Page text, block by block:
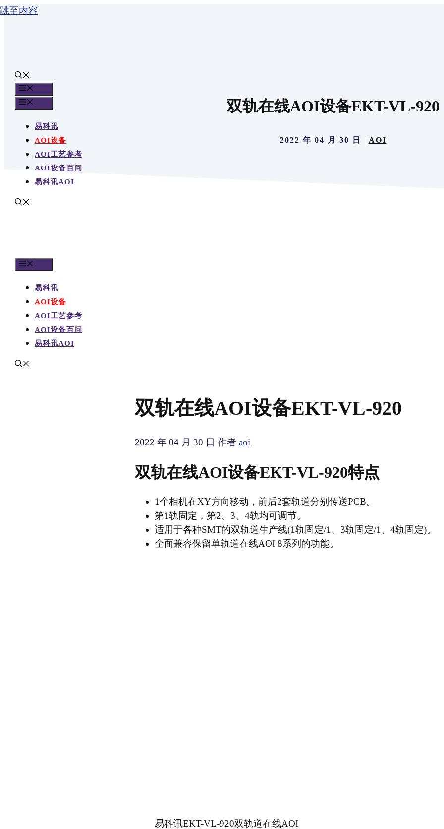
跳至内容
易科讯
AOI设备
AOI工艺参考
AOI设备百问
易科讯AOI
易科讯
AOI设备
AOI工艺参考
AOI设备百问
易科讯AOI
双轨在线AOI设备EKT-VL-920
2022 年 04 月 30 日 AOI
双轨在线AOI设备EKT-VL-920
2022 年 04 月 30 日 作者 aoi
双轨在线AOI设备EKT-VL-920特点
1个相机在XY方向移动，前后2套轨道分别传送PCB。
第1轨固定，第2、3、4轨均可调节。
适用于各种SMT的双轨道生产线(1轨固定/1、3轨固定/1、4轨固定)。
全面兼容保留单轨道在线AOI 8系列的功能。
易科讯EKT-VL-920双轨道在线AOI